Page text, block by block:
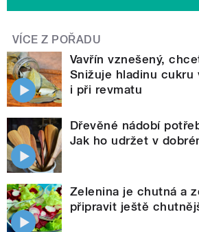
VÍCE Z POŘADU
Vavřín vznešený,
Snižuje hladinu cukru
i při revmatu
Dřevěné nádobí
Jak ho udržet v
Zelenina je chutná a
připravit ještě